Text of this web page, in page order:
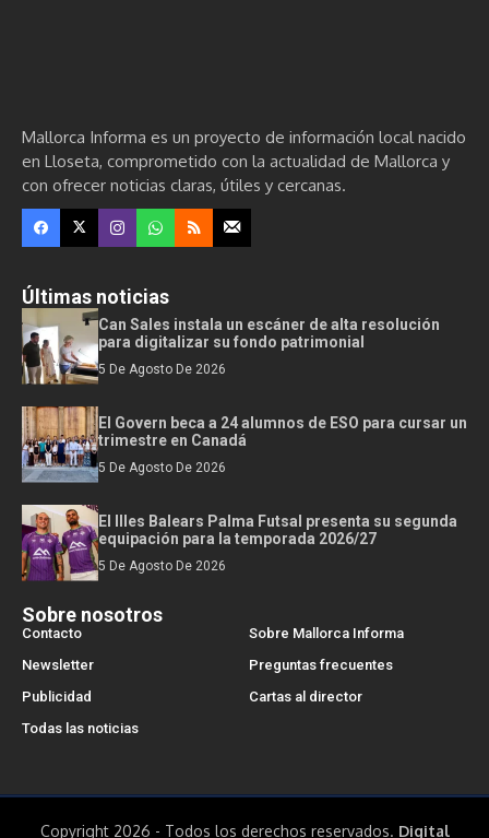
Mallorca Informa es un proyecto de información local nacido
en Lloseta, comprometido con la actualidad de Mallorca y
con ofrecer noticias claras, útiles y cercanas.
Últimas noticias
Can Sales instala un escáner de alta resolución
para digitalizar su fondo patrimonial
5 De Agosto De 2026
El Govern beca a 24 alumnos de ESO para cursar un
trimestre en Canadá
5 De Agosto De 2026
El Illes Balears Palma Futsal presenta su segunda
equipación para la temporada 2026/27
5 De Agosto De 2026
Sobre nosotros
Contacto
Sobre Mallorca Informa
Newsletter
Preguntas frecuentes
Publicidad
Cartas al director
Todas las noticias
Copyright 2026 - Todos los derechos reservados. Digital